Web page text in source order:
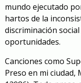
mundo ejecutado
hartos de la
discriminación
oportunidades.
Canciones como
Preso en mi ciudad,